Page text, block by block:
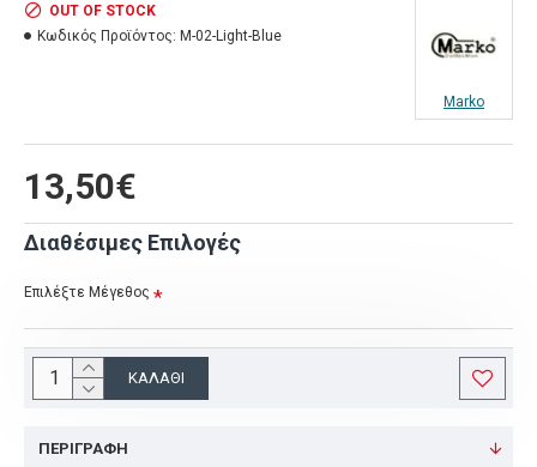
13,50€
OUT OF STOCK
Κωδικός Προϊόντος: M-02-Light-Blue
Marko
Διαθέσιμες Επιλογές
Επιλέξτε Μέγεθος
ΚΑΛΆΘΙ
ΠΕΡΙΓΡΑΦΉ